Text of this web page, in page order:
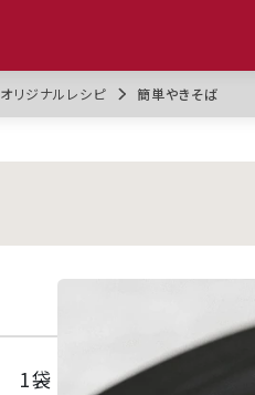
オリジナルレシピ 簡単やきそば
1袋